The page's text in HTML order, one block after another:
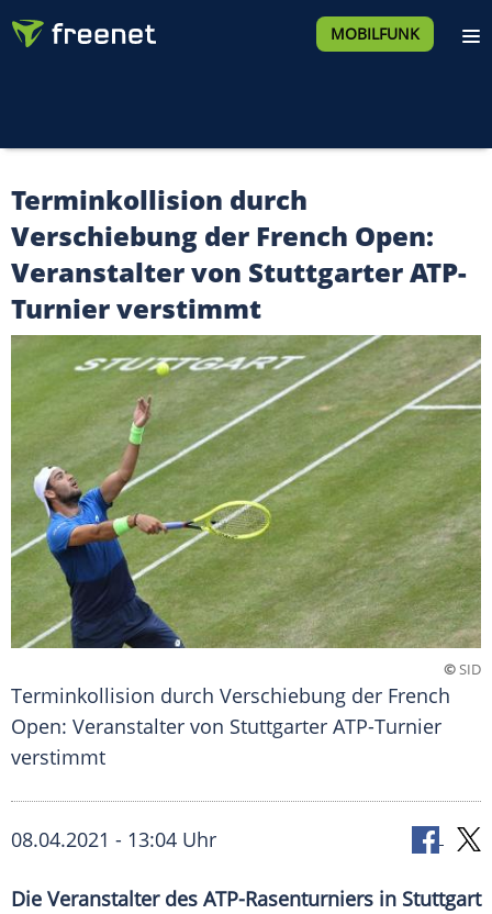
MOBILFUNK
Terminkollision durch
Verschiebung der French Open:
Veranstalter von Stuttgarter ATP-
Turnier verstimmt
©SID
Terminkollision durch Verschiebung der French
Open: Veranstalter von Stuttgarter ATP-Turnier
verstimmt
08.04.2021 - 13:04 Uhr
Die Veranstalter des ATP-Rasenturniers in Stuttgart